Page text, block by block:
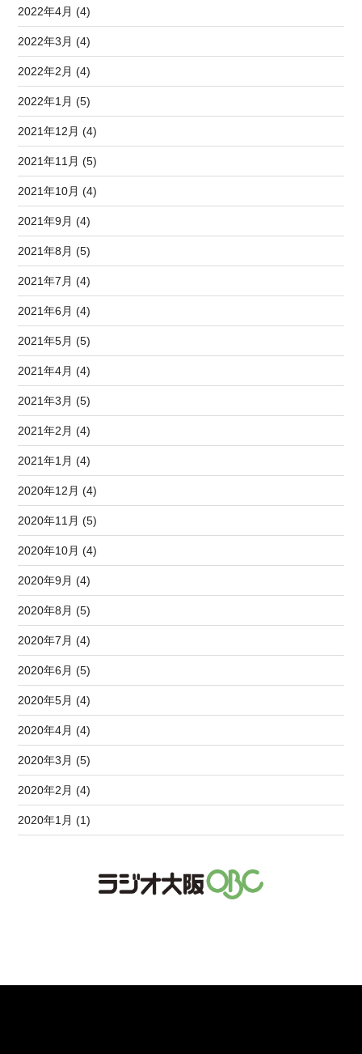
2022年4月 (4)
2022年3月 (4)
2022年2月 (4)
2022年1月 (5)
2021年12月 (4)
2021年11月 (5)
2021年10月 (4)
2021年9月 (4)
2021年8月 (5)
2021年7月 (4)
2021年6月 (4)
2021年5月 (5)
2021年4月 (4)
2021年3月 (5)
2021年2月 (4)
2021年1月 (4)
2020年12月 (4)
2020年11月 (5)
2020年10月 (4)
2020年9月 (4)
2020年8月 (5)
2020年7月 (4)
2020年6月 (5)
2020年5月 (4)
2020年4月 (4)
2020年3月 (5)
2020年2月 (4)
2020年1月 (1)